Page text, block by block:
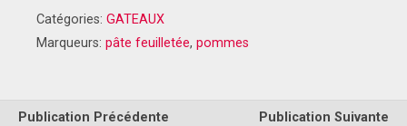
Catégories: GATEAUX
Marqueurs: pâte feuilletée, pommes
Publication Précédente
Publication Suivante